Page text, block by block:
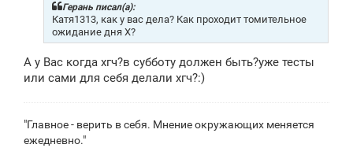
Герань писал(а):
Катя1313, как у вас дела? Как проходит томительное
ожидание дня Х?
А у Вас когда хгч?в субботу должен быть?уже тесты
или сами для себя делали хгч?:)
"Главное - верить в себя. Мнение окружающих меняется
ежедневно."